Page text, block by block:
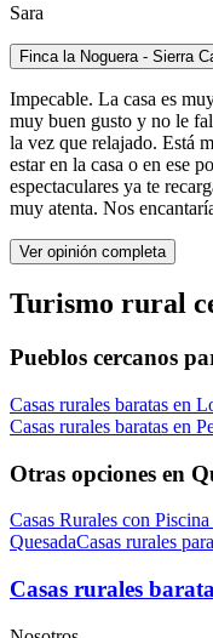
Sara
Finca la Noguera - Sierra
Impecable. La casa es
muy buen gusto y no le
la vez que relajado. Está
estar en la casa o en ese
espectaculares ya te
muy atenta. Nos
Ver opinión completa
Turismo rural
Pueblos cercanos
Casas rurales baratas en
Casas rurales baratas en
Otras opciones en
Casas Rurales con
QuesadaCasas rurales
Casas rurales